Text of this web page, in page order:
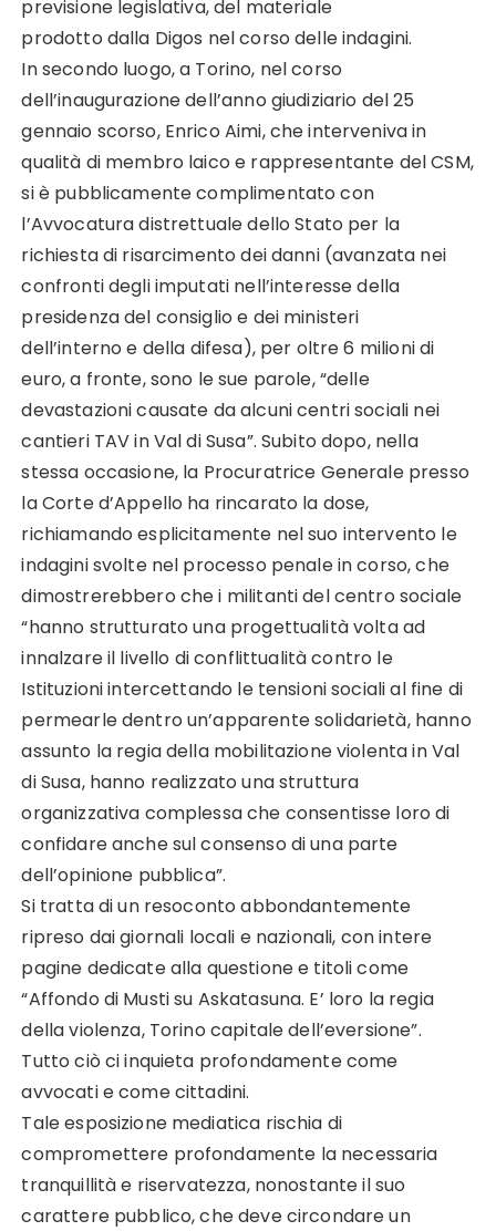
previsione legislativa, del materiale
prodotto dalla Digos nel corso delle indagini.
In secondo luogo, a Torino, nel corso
dell’inaugurazione dell’anno giudiziario del 25
gennaio scorso, Enrico Aimi, che interveniva in
qualità di membro laico e rappresentante del CSM,
si è pubblicamente complimentato con
l’Avvocatura distrettuale dello Stato per la
richiesta di risarcimento dei danni (avanzata nei
confronti degli imputati nell’interesse della
presidenza del consiglio e dei ministeri
dell’interno e della difesa), per oltre 6 milioni di
euro, a fronte, sono le sue parole, “delle
devastazioni causate da alcuni centri sociali nei
cantieri TAV in Val di Susa”. Subito dopo, nella
stessa occasione, la Procuratrice Generale presso
la Corte d’Appello ha rincarato la dose,
richiamando esplicitamente nel suo intervento le
indagini svolte nel processo penale in corso, che
dimostrerebbero che i militanti del centro sociale
“hanno strutturato una progettualità volta ad
innalzare il livello di conflittualità contro le
Istituzioni intercettando le tensioni sociali al fine di
permearle dentro un’apparente solidarietà, hanno
assunto la regia della mobilitazione violenta in Val
di Susa, hanno realizzato una struttura
organizzativa complessa che consentisse loro di
confidare anche sul consenso di una parte
dell’opinione pubblica”.
Si tratta di un resoconto abbondantemente
ripreso dai giornali locali e nazionali, con intere
pagine dedicate alla questione e titoli come
“Affondo di Musti su Askatasuna. E’ loro la regia
della violenza, Torino capitale dell’eversione”.
Tutto ciò ci inquieta profondamente come
avvocati e come cittadini.
Tale esposizione mediatica rischia di
compromettere profondamente la necessaria
tranquillità e riservatezza, nonostante il suo
carattere pubblico, che deve circondare un